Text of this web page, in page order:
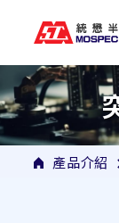
產品介紹